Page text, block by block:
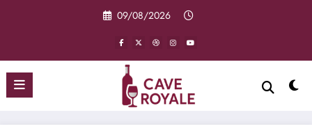
09/08/2026